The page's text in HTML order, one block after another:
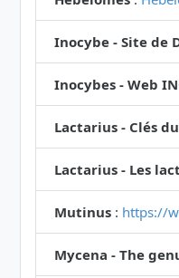
Inocybe - Site de
Inocybes - Web
Lactarius - Clés
Lactarius - Les
Mutinus : https://
Mycena - The